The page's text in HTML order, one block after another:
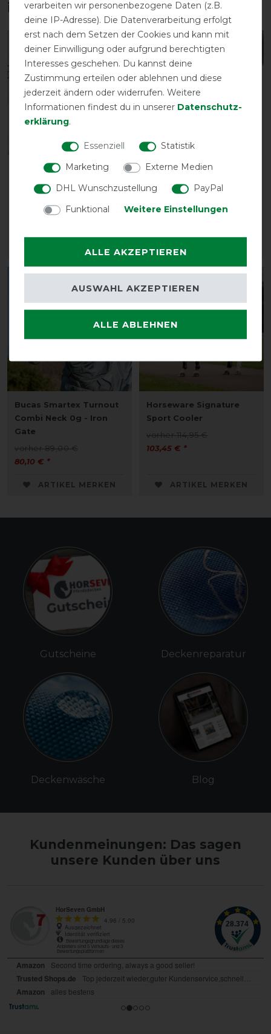
interessieren
Bestseller
-10%
Bucas Smartex Turnout
Medium Classic 150g -
Iron Gate
vorher 265,00 €
ARTIKEL MERKEN
-30%
HorSeven
Unterdecke/Stalldecke
100g - marine/navy
vorher 109,95 €
ARTIKEL MERKEN
Bucas Smartex Turnout
Combi Neck 0g - Iron
Gate
vorher 89,00 €
80,10 € *
ARTIKEL MERKEN
Horseware Signature
Sport Cooler
vorher 114,95 €
103,45 € *
ARTIKEL MERKEN
Gutscheine
Deckenwäsche
Deckenreparatur
Blog
Kundenmeinungen: Das sagen
unsere Kunden über uns
verarbeiten wir personenbezogene Daten (z.B.
deine IP-Adresse). Die Datenverarbeitung erfolgt
erst nach dem Setzen der Cookies und kann mit
deiner Einwilligung oder aufgrund berechtigten
Interesses geschehen. Du kannst deine
Zustimmung erteilen oder ablehnen und diese
jederzeit ändern oder widerrufen. Weitere
Informationen findest du in unserer Daten­schutz­
erklärung.
Essenziell
Statistik
Marketing
Externe Medien
DHL Wunschzustellung
PayPal
Funktional
Weitere Einstellungen
ALLE AKZEPTIEREN
ALLE ABLEHNEN
AUSWAHL AKZEPTIEREN